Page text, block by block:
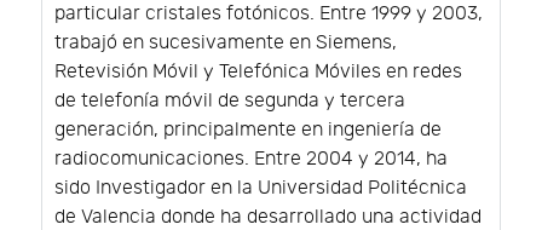
particular cristales fotónicos. Entre 1999 y 2003,
trabajó en sucesivamente en Siemens,
Retevisión Móvil y Telefónica Móviles en redes
de telefonía móvil de segunda y tercera
generación, principalmente en ingeniería de
radiocomunicaciones. Entre 2004 y 2014, ha
sido Investigador en la Universidad Politécnica
de Valencia donde ha desarrollado una actividad